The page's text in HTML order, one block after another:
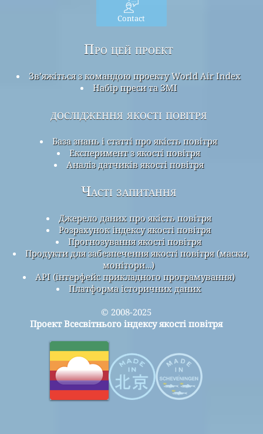
Contact
Про цей проект
Зв’яжіться з командою проекту World Air Index
Набір преси та ЗМІ
дослідження якості повітря
База знань і статті про якість повітря
Експеримент з якості повітря
Аналіз датчиків якості повітря
Часті запитання
Джерело даних про якість повітря
Розрахунок індексу якості повітря
Прогнозування якості повітря
Продукти для забезпечення якості повітря (маски,
монітори…)
API (інтерфейс прикладного програмування)
Платформа історичних даних
© 2008-2025
Проект Всесвітнього індексу якості повітря